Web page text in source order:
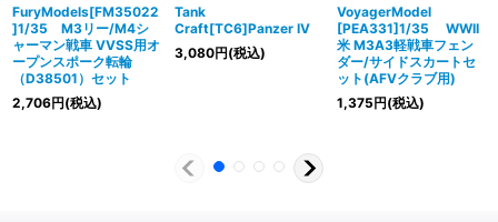
FuryModels[FM35022
]1/35 M3リー/M4シ
ャーマン戦車 VVSS用オ
ープンスポーク転輪
（D38501）セット
2,706円(税込)
Tank
Craft[TC6]Panzer IV
3,080円(税込)
VoyagerModel
[PEA331]1/35 WWII
米 M3A3軽戦車フェン
ダー/サイドスカートセ
ット(AFVクラブ用)
1,375円(税込)